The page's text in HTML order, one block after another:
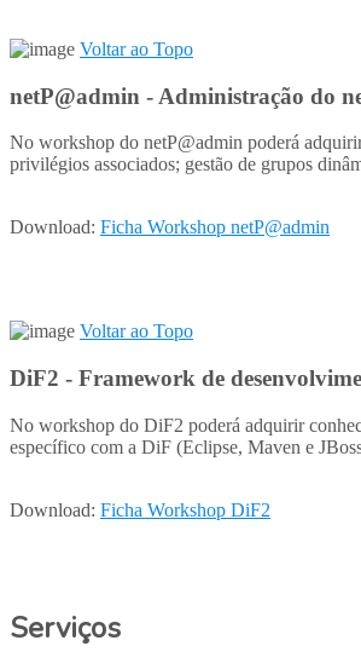
Voltar ao Topo
netP@admin - Administração do
No workshop do netP@admin poderá
privilégios associados; gestão de grupos
Download: Ficha Workshop netP@admin
Voltar ao Topo
DiF2 - Framework de
No workshop do DiF2 poderá adquirir
específico com a DiF (Eclipse, Maven e
Download: Ficha Workshop DiF2
Serviços